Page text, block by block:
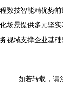
数技智能精优势
场景提供多元坚
视域支撑企业基
如若转载，请